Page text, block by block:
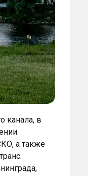
канала, в
а также